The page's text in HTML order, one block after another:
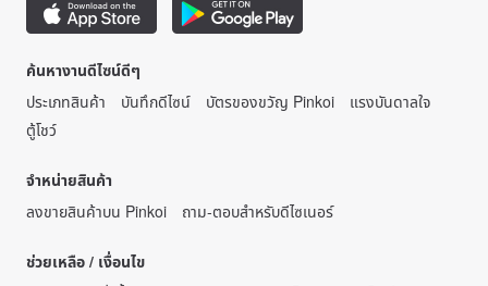
ค้นหางานดีไซน์ดีๆ
ประเภทสินค้า
บันทึกดีไซน์ บัตรของขวัญ Pinkoi
แรงบันดาลใจ
ตู้โชว์
จำหน่ายสินค้า
ลงขายสินค้าบน Pinkoi
ถาม-ตอบสำหรับดีไซเนอร์
ช่วยเหลือ / เงื่อนไข